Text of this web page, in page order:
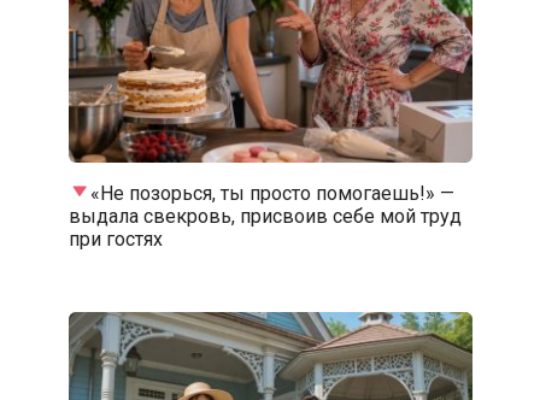
«Не позорься, ты просто помогаешь!» —
выдала свекровь, присвоив себе мой труд
при гостях